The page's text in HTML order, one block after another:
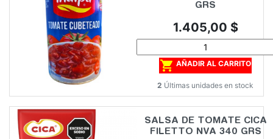
GRS
Precio
1.405,00 $
 AÑADIR AL CARRITO
2 Últimas unidades en stock
SALSA DE TOMATE CICA
FILETTO NVA 340 GRS